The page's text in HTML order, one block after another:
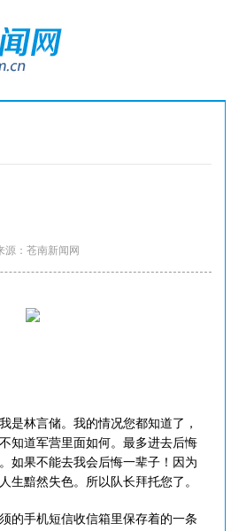
源：苍南新闻网
是林言储。我的情况您都知道了，
知道军营里面如何。最多进去后悔
如果不能去我会后悔一辈子！因为
生黯然失色。所以队长拜托您了。
的手机短信收信箱里保存着的一条